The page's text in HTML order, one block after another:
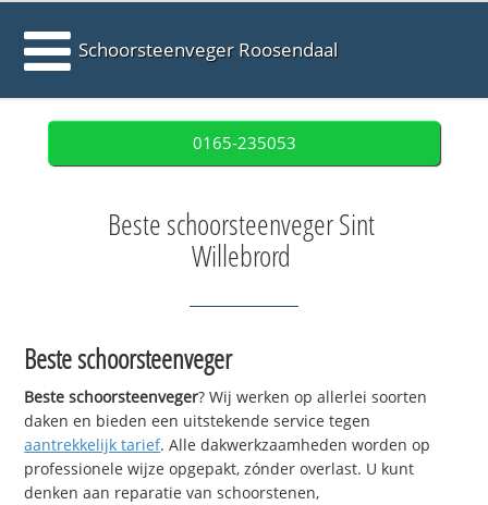
Schoorsteenveger Roosendaal
0165-235053
Beste schoorsteenveger Sint
Willebrord
Beste schoorsteenveger
Beste schoorsteenveger? Wij werken op allerlei soorten
daken en bieden een uitstekende service tegen
aantrekkelijk tarief. Alle dakwerkzaamheden worden op
professionele wijze opgepakt, zónder overlast. U kunt
denken aan reparatie van schoorstenen,